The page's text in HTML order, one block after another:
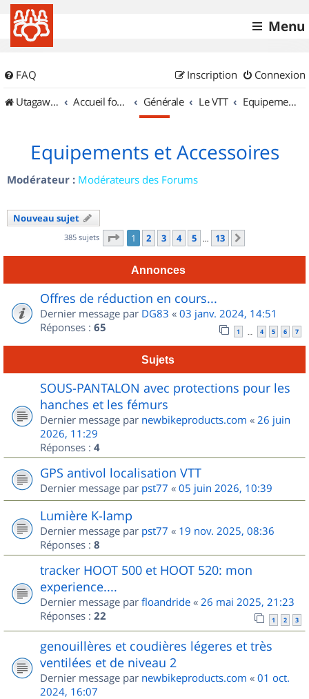
Menu
FAQ Connexion
Inscription
UtagawaVTT (Randos VTT et VTTAE avec traces GPS)
Accueil forum Générale Le VTT Equipements et Accessoires
Equipements et Accessoires
Modérateur : Modérateurs des Forums
Nouveau sujet
385 sujets Page 1sur
1 2 3 4 5 … 13
Annonces
Offres de réduction en cours...
Dernier message par DG83 « 03 janv. 2024, 14:51
Réponses : 65 1 … 4 5 6 7
Sujets
SOUS-PANTALON avec protections pour les
hanches et les fémurs
Dernier message par newbikeproducts.com « 26 juin
2026, 11:29
Réponses : 4
GPS antivol localisation VTT
Dernier message par pst77 « 05 juin 2026, 10:39
Lumière K-lamp
Dernier message par pst77 « 19 nov. 2025, 08:36
Réponses : 8
tracker HOOT 500 et HOOT 520: mon
experience....
Dernier message par floandride « 26 mai 2025, 21:23
Réponses : 22 1 2 3
genouillères et coudières légeres et très
ventilées et de niveau 2
Dernier message par newbikeproducts.com « 01 oct.
2024, 16:07